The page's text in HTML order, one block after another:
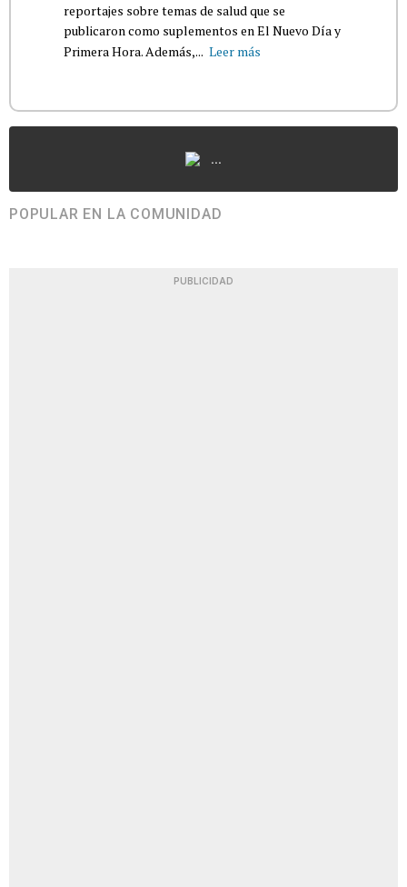
reportajes sobre temas de salud que se
publicaron como suplementos en El Nuevo Día y
Primera Hora. Además,... Leer más
...
POPULAR EN LA COMUNIDAD
PUBLICIDAD